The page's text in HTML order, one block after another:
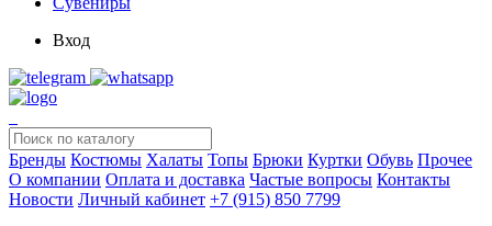
Вход
Бренды Костюмы Халаты Топы Брюки Куртки Обувь Прочее
О компании Оплата и доставка Частые вопросы Контакты
Новости Личный кабинет +7 (915) 850 7799